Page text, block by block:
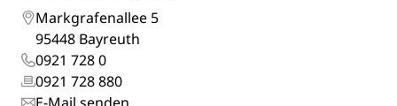
Markgrafenallee 5
95448 Bayreuth
0921 728 0
0921 728 880
E-Mail senden